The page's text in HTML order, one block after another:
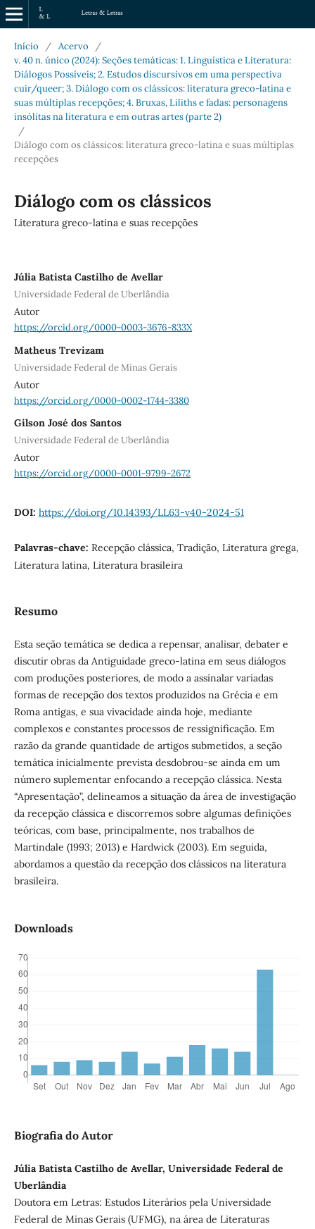
Início / Acervo
/
v. 40 n. único (2024): Seções temáticas: 1. Linguística e Literatura:
Diálogos Possíveis; 2. Estudos discursivos em uma perspectiva
cuir/queer; 3. Diálogo com os clássicos: literatura greco-latina e
suas múltiplas recepções; 4. Bruxas, Liliths e fadas: personagens
insólitas na literatura e em outras artes (parte 2)
/
Diálogo com os clássicos: literatura greco-latina e suas múltiplas
recepções
Diálogo com os clássicos
Literatura greco-latina e suas recepções
Júlia Batista Castilho de Avellar
Universidade Federal de Uberlândia
Autor
https://orcid.org/0000-0003-3676-833X
Matheus Trevizam
Universidade Federal de Minas Gerais
Autor
https://orcid.org/0000-0002-1744-3380
Gilson José dos Santos
Universidade Federal de Uberlândia
Autor
https://orcid.org/0000-0001-9799-2672
DOI: https://doi.org/10.14393/LL63-v40-2024-51
Palavras-chave: Recepção clássica, Tradição, Literatura grega,
Literatura latina, Literatura brasileira
Resumo
Esta seção temática se dedica a repensar, analisar, debater e
discutir obras da Antiguidade greco-latina em seus diálogos
com produções posteriores, de modo a assinalar variadas
formas de recepção dos textos produzidos na Grécia e em
Roma antigas, e sua vivacidade ainda hoje, mediante
complexos e constantes processos de ressignificação. Em
razão da grande quantidade de artigos submetidos, a seção
temática inicialmente prevista desdobrou-se ainda em um
número suplementar enfocando a recepção clássica. Nesta
“Apresentação”, delineamos a situação da área de investigação
da recepção clássica e discorremos sobre algumas definições
teóricas, com base, principalmente, nos trabalhos de
Martindale (1993; 2013) e Hardwick (2003). Em seguida,
abordamos a questão da recepção dos clássicos na literatura
brasileira.
Downloads
Biografia do Autor
Júlia Batista Castilho de Avellar, Universidade Federal de
Uberlândia
Doutora em Letras: Estudos Literários pela Universidade
Federal de Minas Gerais (UFMG), na área de Literaturas